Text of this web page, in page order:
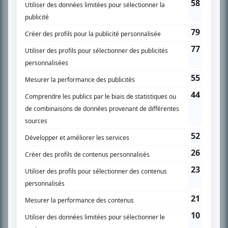
SUR LE RÉSEAU BIZZ MÉDIA
PLAN DU SITE
Accueil
Liste des oeuvres
Recherche avancée
À propos
Nous contacter
Termes et conditions
Politique de confidentialité
Gestion du consentement